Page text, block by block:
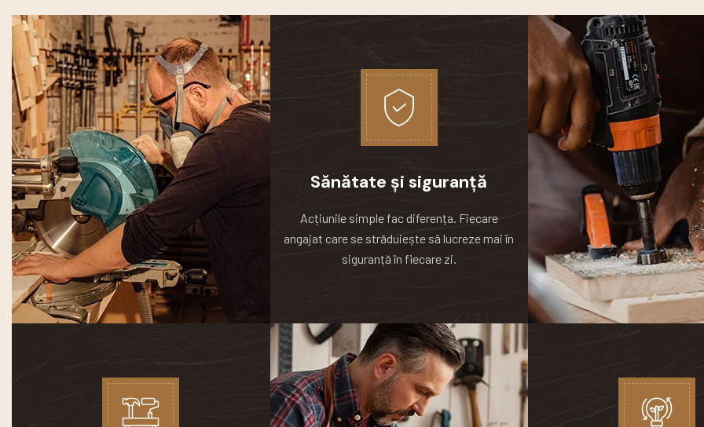
Sănătate și siguranță
Acțiunile simple fac diferența. Fiecare
angajat care se străduiește să lucreze mai în
siguranță în fiecare zi.